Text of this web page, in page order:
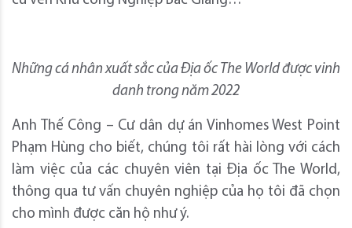
Những cá nhân xuất sắc của Địa ốc The World được vinh
danh trong năm 2022
Anh Thế Công – Cư dân dự án Vinhomes West Point
Phạm Hùng cho biết, chúng tôi rất hài lòng với cách
làm việc của các chuyên viên tại Địa ốc The World,
thông qua tư vấn chuyên nghiệp của họ tôi đã chọn
cho mình được căn hộ như ý.